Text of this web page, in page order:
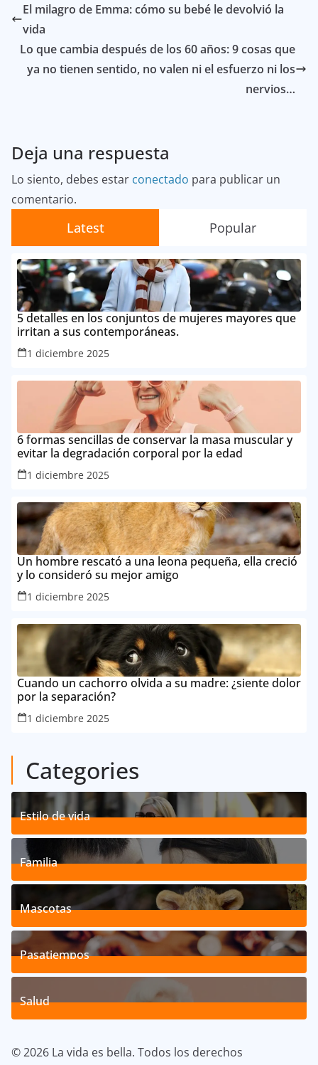
El milagro de Emma: cómo su bebé le devolvió la
vida
Lo que cambia después de los 60 años: 9 cosas que
ya no tienen sentido, no valen ni el esfuerzo ni los
nervios…
Deja una respuesta
Lo siento, debes estar conectado para publicar un
comentario.
Latest Popular
5 detalles en los conjuntos de mujeres mayores que
irritan a sus contemporáneas.
1 diciembre 2025
6 formas sencillas de conservar la masa muscular y
evitar la degradación corporal por la edad
1 diciembre 2025
Un hombre rescató a una leona pequeña, ella creció
y lo consideró su mejor amigo
1 diciembre 2025
Cuando un cachorro olvida a su madre: ¿siente dolor
por la separación?
1 diciembre 2025
Categories
Estilo de vida
192Posts
Familia
527Posts
Mascotas
119Posts
Pasatiempos
39Posts
Salud
© 2026 La vida es bella. Todos los derechos